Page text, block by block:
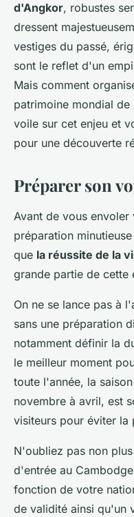
d'Angkor, robustes
dressent
vestiges du passé,
sont le reflet d'un
Mais comment
patrimoine mondial de
voile sur cet enjeu et
pour une découverte
Préparer son
Avant de vous
préparation
que la réussite de la
grande partie de cette
On ne se lance pas à
sans une préparation
notamment définir la
le meilleur moment
toute l'année, la
novembre à avril, est
visiteurs pour éviter la
N'oubliez pas non
d'entrée au
fonction de votre
de validité ainsi qu'un